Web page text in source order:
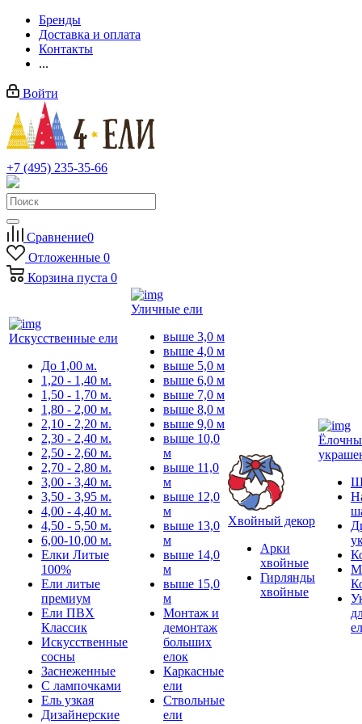
Бренды
Доставка и оплата
Контакты
...
Войти
+7 (495) 235-35-66
Заказать звонок
Сравнение0
Отложенные 0
Корзина пуста 0
Искусственные ели
До 1,00 м.
1,20 - 1,40 м.
1,50 - 1,70 м.
1,80 - 2,00 м.
2,10 - 2,20 м.
2,30 - 2,40 м.
2,50 - 2,60 м.
2,70 - 2,80 м.
3,00 - 3,40 м.
3,50 - 3,95 м.
4,00 - 4,40 м.
4,50 - 5,50 м.
6,00-10,00 м.
Елки Литые
100%
Ели литые
премиум
Ели ПВХ
Классик
Искусственные
сосны
Заснеженные
С лампочками
Ель узкая
Дизайнерские
Уличные ели
выше 3,0 м
выше 4,0 м
выше 5,0 м
выше 6,0 м
выше 7,0 м
выше 8,0 м
выше 9,0 м
выше 10,0
м
выше 11,0
м
выше 12,0
м
выше 13,0
м
выше 14,0
м
выше 15,0
м
Монтаж и
демонтаж
больших
елок
Каркасные
ели
Ствольные
ели
Хвойный декор
Арки
хвойные
Гирлянды
хвойные